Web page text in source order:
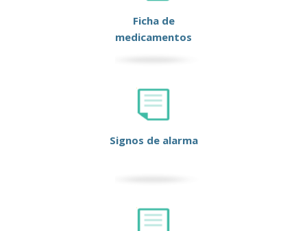
Ficha de
medicamentos
Signos de alarma